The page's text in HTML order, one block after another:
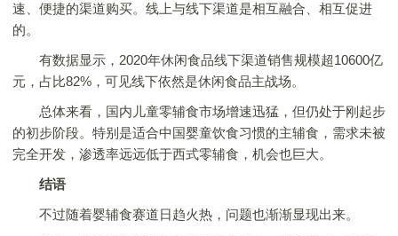
速、便捷的渠道购买。线上与线下渠道是相互融合、相互促进
的。
有数据显示，2020年休闲食品线下渠道销售规模超10600亿
元，占比82%，可见线下依然是休闲食品主战场。
总体来看，国内儿童零辅食市场增速迅猛，但仍处于刚起步
的初步阶段。特别是适合中国婴童饮食习惯的主辅食，需求未被
完全开发，渗透率远远低于西式零辅食，机会也巨大。
结语
不过随着婴辅食赛道日趋火热，问题也渐渐显现出来。